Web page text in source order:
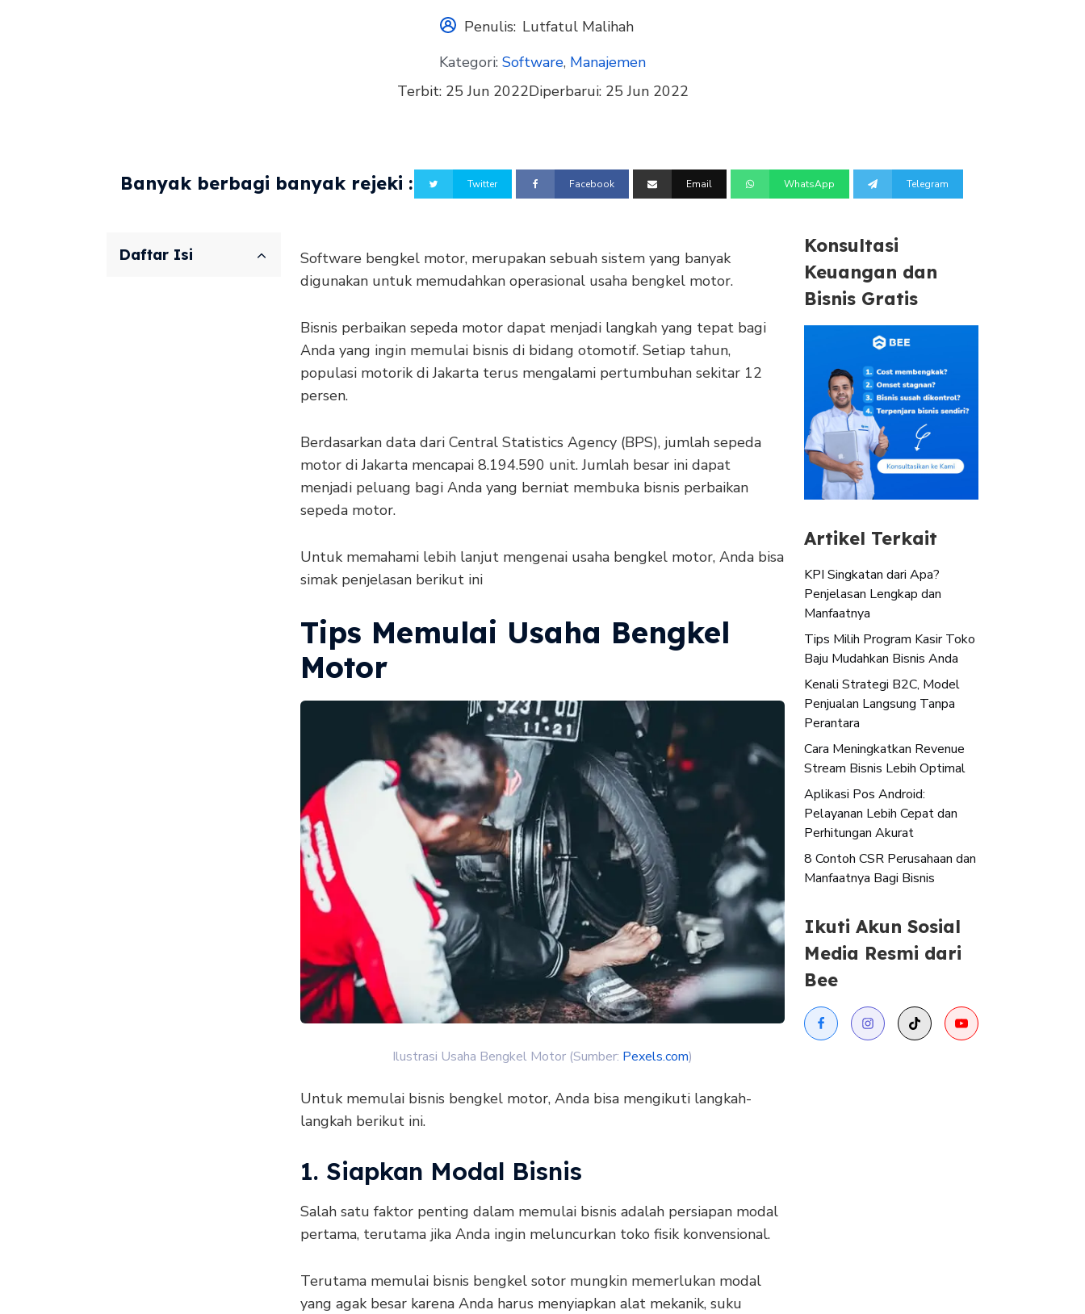
Penulis: Lutfatul Malihah
Kategori: Software, Manajemen
Terbit: 25 Jun 2022Diperbarui: 25 Jun 2022
Banyak berbagi banyak rejeki : Twitter Facebook Email WhatsApp Telegram
Daftar Isi
Software bengkel motor, merupakan sebuah sistem yang banyak
digunakan untuk memudahkan operasional usaha bengkel motor.
Bisnis perbaikan sepeda motor dapat menjadi langkah yang tepat bagi
Anda yang ingin memulai bisnis di bidang otomotif. Setiap tahun,
populasi motorik di Jakarta terus mengalami pertumbuhan sekitar 12
persen.
Berdasarkan data dari Central Statistics Agency (BPS), jumlah sepeda
motor di Jakarta mencapai 8.194.590 unit. Jumlah besar ini dapat
menjadi peluang bagi Anda yang berniat membuka bisnis perbaikan
sepeda motor.
Untuk memahami lebih lanjut mengenai usaha bengkel motor, Anda bisa
simak penjelasan berikut ini
Tips Memulai Usaha Bengkel
Motor
Ilustrasi Usaha Bengkel Motor (Sumber: Pexels.com)
Untuk memulai bisnis bengkel motor, Anda bisa mengikuti langkah-
langkah berikut ini.
1. Siapkan Modal Bisnis
Salah satu faktor penting dalam memulai bisnis adalah persiapan modal
pertama, terutama jika Anda ingin meluncurkan toko fisik konvensional.
Terutama memulai bisnis bengkel sotor mungkin memerlukan modal
yang agak besar karena Anda harus menyiapkan alat mekanik, suku
Konsultasi
Keuangan dan
Bisnis Gratis
Artikel Terkait
KPI Singkatan dari Apa?
Penjelasan Lengkap dan
Manfaatnya
Tips Milih Program Kasir Toko
Baju Mudahkan Bisnis Anda
Kenali Strategi B2C, Model
Penjualan Langsung Tanpa
Perantara
Cara Meningkatkan Revenue
Stream Bisnis Lebih Optimal
Aplikasi Pos Android:
Pelayanan Lebih Cepat dan
Perhitungan Akurat
8 Contoh CSR Perusahaan dan
Manfaatnya Bagi Bisnis
Ikuti Akun Sosial
Media Resmi dari
Bee